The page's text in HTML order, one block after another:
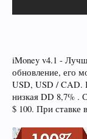
iMoney v4.1 -
обновление, его
USD, USD / CAD.
низкая DD 8,7% .
$ 100. При ставке